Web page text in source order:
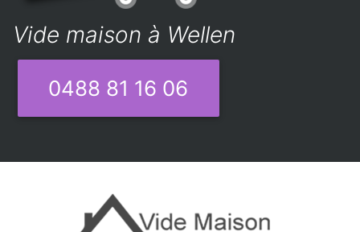
Vide maison à Wellen
0488 81 16 06